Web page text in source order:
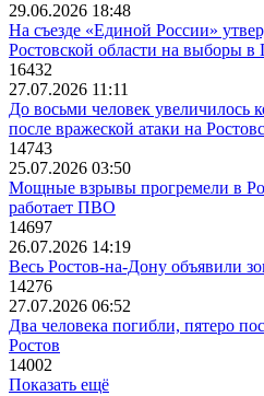
29.06.2026 18:48
На съезде «Единой России»
Ростовской области на выборы
16432
27.07.2026 11:11
До восьми человек увеличилось
после вражеской атаки на
14743
25.07.2026 03:50
Мощные взрывы прогремели в
работает ПВО
14697
26.07.2026 14:19
Весь Ростов-на-Дону объявили
14276
27.07.2026 06:52
Два человека погибли, пятеро
Ростов
14002
Показать ещё